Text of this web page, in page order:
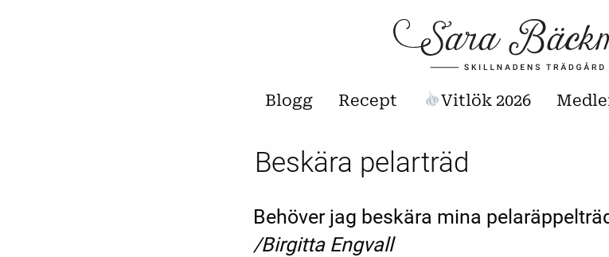
Blogg Recept Vitlök 2026
Beskära pelarträd
Behöver jag beskära mina
/Birgitta Engvall